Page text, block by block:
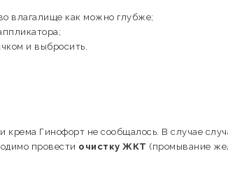
влагалище как можно глубже;
и выбросить.
крема Гинофорт не сообщалось. В случае
провести очистку ЖКТ (промывание